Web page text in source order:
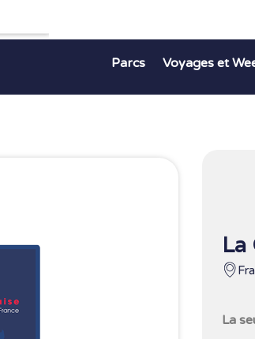
Parcs Voyages et
La
La